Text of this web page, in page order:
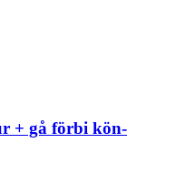
+ gå förbi kön-